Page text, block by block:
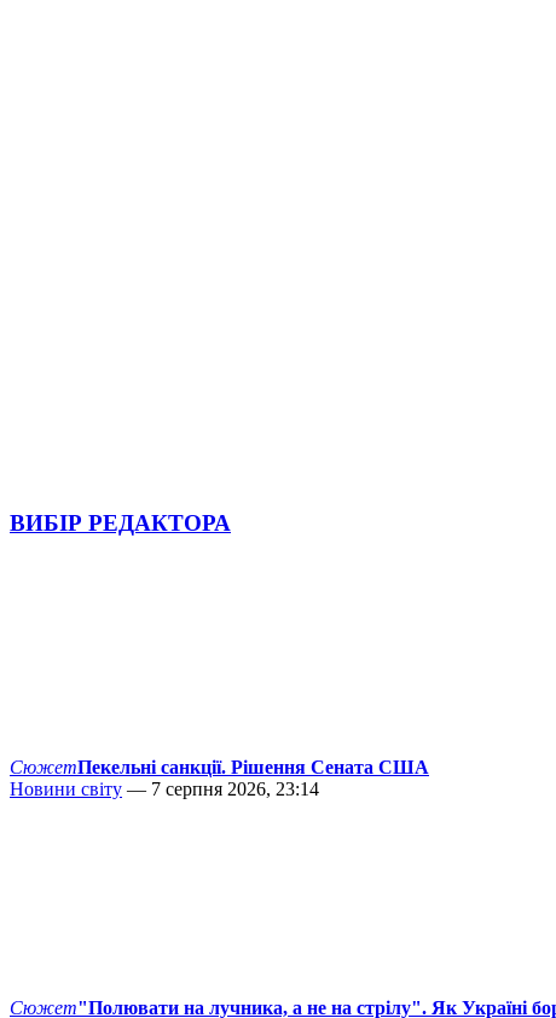
ВИБІР РЕДАКТОРА
СюжетПекельні санкції. Рішення Сената США
Новини світу — 7 серпня 2026, 23:14
Сюжет"Полювати на лучника, а не на стрілу". Як Україні